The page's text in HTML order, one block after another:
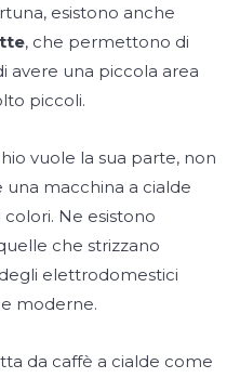
esistono anche
, che permettono di
avere una piccola area
piccoli.
vuole la sua parte, non
una macchina a cialde
Ne esistono
che strizzano
elettrodomestici
moderne.
da caffè a cialde come